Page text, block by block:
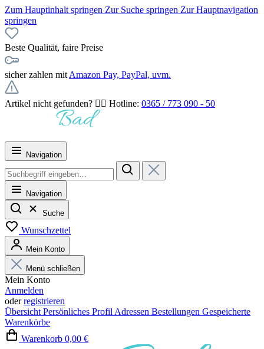
Zum Hauptinhalt springen Zur Suche springen Zur Hauptnavigation
springen
Beste Qualität, faire Preise
sicher zahlen mit Amazon Pay, PayPal, uvm.
Artikel nicht gefunden? 👉🏻 Hotline: 0365 / 773 090 - 50
Navigation
Navigation
Suche
Wunschzettel
Mein Konto
Menü schließen
Mein Konto
Anmelden
oderregistrieren
Übersicht Persönliches Profil Adressen Bestellungen Gespeicherte
Warenkörbe
Warenkorb 0,00 €